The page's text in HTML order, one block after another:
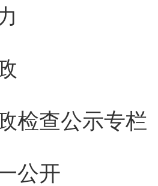
检查公示专栏
公开